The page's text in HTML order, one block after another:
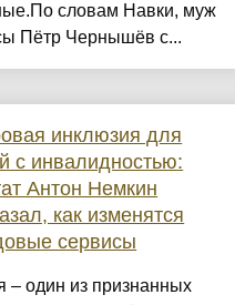
словам Навки, муж
Пётр Чернышёв с...
инклюзия для
с инвалидностью:
Антон Немкин
как изменятся
сервисы
– один из признанных